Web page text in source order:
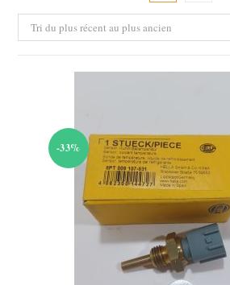
Tri du plus récent au plus ancien
-33%